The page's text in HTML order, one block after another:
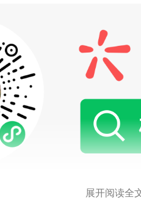
展开阅读全